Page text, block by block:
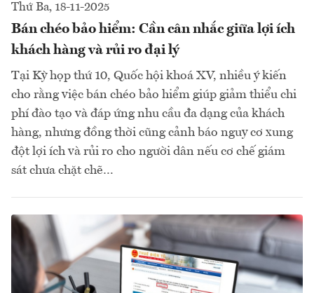
Thứ Ba, 18-11-2025
Bán chéo bảo hiểm: Cần cân nhắc giữa lợi ích
khách hàng và rủi ro đại lý
Tại Kỳ họp thứ 10, Quốc hội khoá XV, nhiều ý kiến
cho rằng việc bán chéo bảo hiểm giúp giảm thiểu chi
phí đào tạo và đáp ứng nhu cầu đa dạng của khách
hàng, nhưng đồng thời cũng cảnh báo nguy cơ xung
đột lợi ích và rủi ro cho người dân nếu cơ chế giám
sát chưa chặt chẽ…